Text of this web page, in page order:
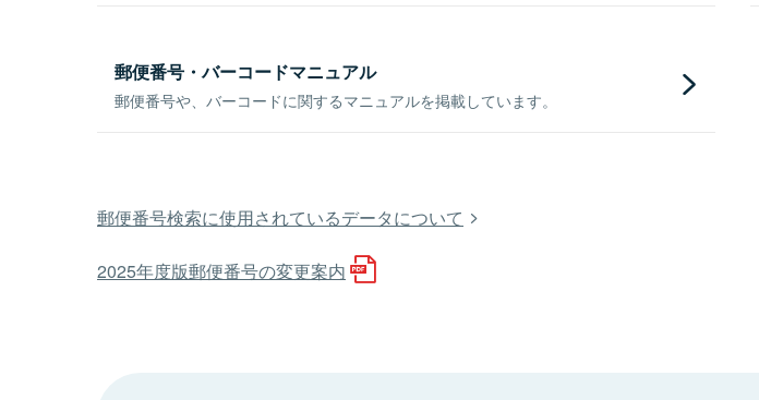
郵便番号・バーコードマニュアル
郵便番号や、バーコードに関するマニュアルを掲載しています。
郵便番号検索に使用されているデータについて
2025年度版郵便番号の変更案内